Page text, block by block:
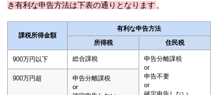
き有利な申告方法は下表の通りとなります 。
課税所得金額
有利な申告方法
所得税
住民税
900万円以下 総合課税
申告分離課税
or
申告不要
or
900万円超
申告分離課税
or